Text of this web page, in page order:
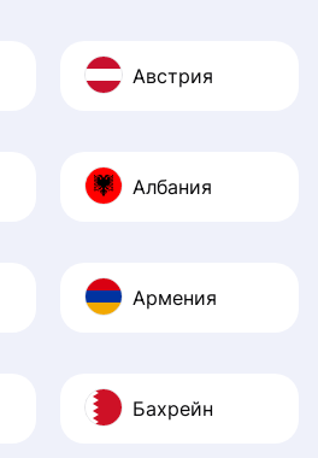
Австрия
Албания
Армения
Бахрейн